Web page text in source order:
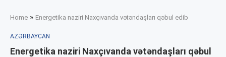
Home » Energetika naziri Naxçıvanda vətəndaşları qəbul edib
AZƏRBAYCAN
Energetika naziri Naxçıvanda vətəndaşları qəbul